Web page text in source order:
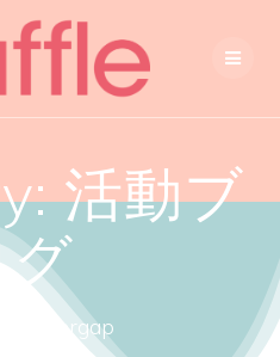
活動ブ
gendergap